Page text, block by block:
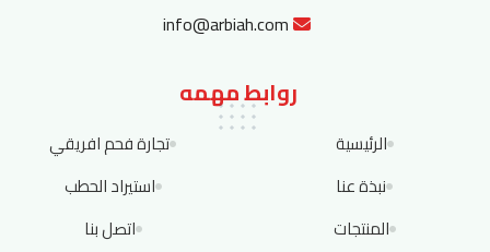
info@arbiah.com
روابط مهمه
الرئيسية
نبذة عنا
المنتجات
تجارة فحم افريقي
استيراد الحطب
اتصل بنا